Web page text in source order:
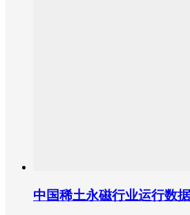
中国稀土永磁行业运行数